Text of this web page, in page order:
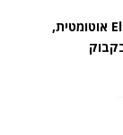
30 ml 60 ml מכונת מילוי אוטומטית Eliquid אוטומטית,